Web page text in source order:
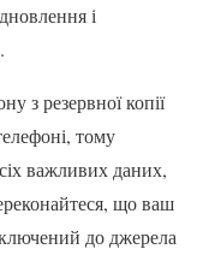
і
з резервної копії
тому
важливих даних,
що ваш
до джерела